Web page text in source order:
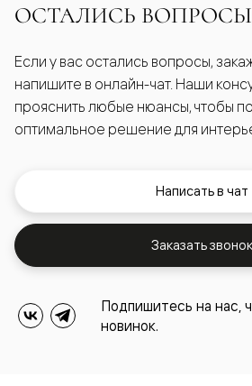
ОСТАЛИСЬ
Если у вас остались вопросы,
напишите в онлайн-чат. Наши
прояснить любые нюансы, чтобы
оптимальное решение для
Написать в чат
Заказать звонок
Подпишитесь на нас,
новинок.